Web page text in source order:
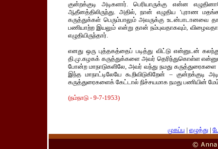
குன்றக்குடி அடிகளார். பெரியாருக்கு என்ன
ஆதீனத்திலிருந்து. அதில், நான் எழுதிய ‘புராண
கருத்துக்கள் பெரும்பாலும் அவருக்கு
பணியாற்ற இயலும் என்று தான் நம்புவதாகவும்,
எழுதியிருந்தார்.
எனது ஒரு புத்தகத்தைப் படித்து விட்டு என்னுடன்
தி.மு.கழகக் கருத்துக்களை அவர் தெரிந்துகொள்ள
போன்ற மாநாடுகளிலே, அவர் வந்து நமது கருத்துரைகளை
இந்த மாநாட்டிலேயே கூறிவிடுகிறேன் – குன்றக்குடி
கருத்துரைகளைக் கேட்டால் நிச்சயமாக நமது பணியின்
(நம்நாடு - 9-7-1953)
முகப்பு | எழுத்து |